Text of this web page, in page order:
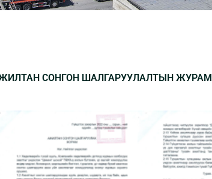
СОНГОН ШАЛГАРУУЛАЛТЫН ЖУРАМ